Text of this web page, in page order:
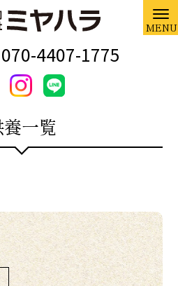
070-4407-1775
一覧